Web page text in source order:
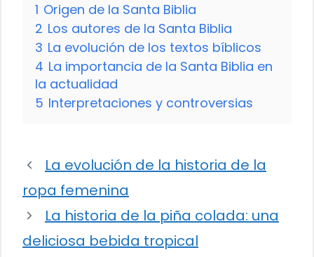
1 Origen de la Santa Biblia
2 Los autores de la Santa Biblia
3 La evolución de los textos bíblicos
4 La importancia de la Santa Biblia en
la actualidad
5 Interpretaciones y controversias
La evolución de la historia de la
ropa femenina
La historia de la piña colada: una
deliciosa bebida tropical